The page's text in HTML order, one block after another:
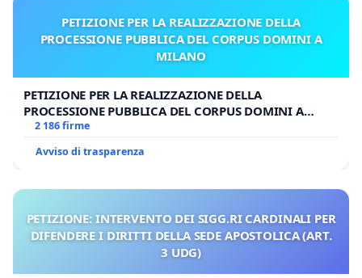
PETIZIONE PER LA REALIZZAZIONE DELLA
PROCESSIONE PUBBLICA DEL CORPUS DOMINI A
MILANO
PETIZIONE PER LA REALIZZAZIONE DELLA
PROCESSIONE PUBBLICA DEL CORPUS DOMINI A
MILANO
2 186 firme
Avviso di trasparenza
PETIZIONE: INTERVENTO DEI SIGG.RI CARDINALI PER
DIFENDERE I DIRITTI DELLA SEDE APOSTOLICA (ART.
3 UDG)